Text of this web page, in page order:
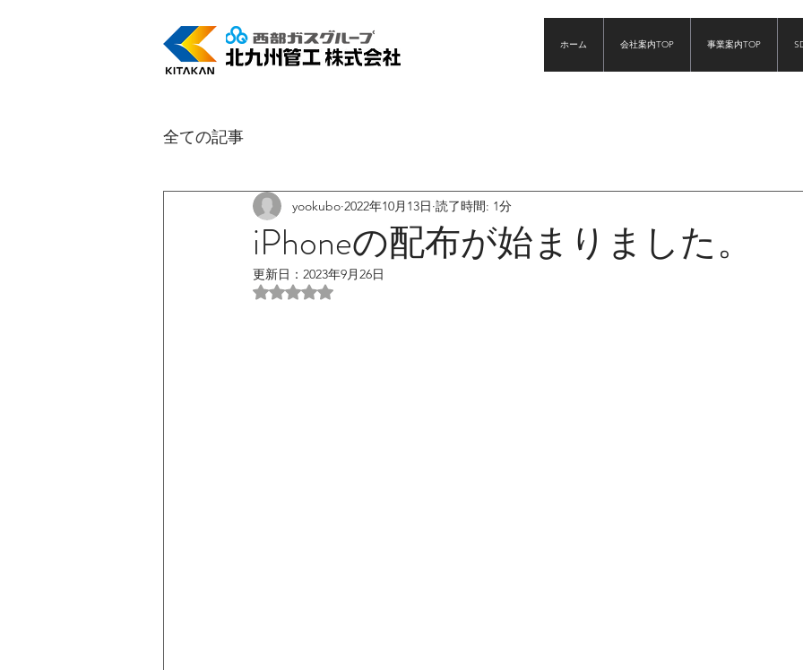
ホーム 会社案内TOP 事業案内TOP
全ての記事
iPhoneの配布が始まりました。
yookubo 2022年10月13日 読了時間: 1分
更新日： 2023年9月26日
5つ星のうちNaNと評価されています。